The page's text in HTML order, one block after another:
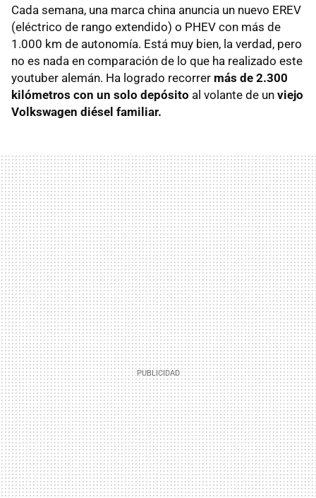
Cada semana, una marca china anuncia un nuevo EREV
(eléctrico de rango extendido) o PHEV con más de
1.000 km de autonomía. Está muy bien, la verdad, pero
no es nada en comparación de lo que ha realizado este
youtuber alemán. Ha logrado recorrer más de 2.300
kilómetros con un solo depósito al volante de un viejo
Volkswagen diésel familiar.